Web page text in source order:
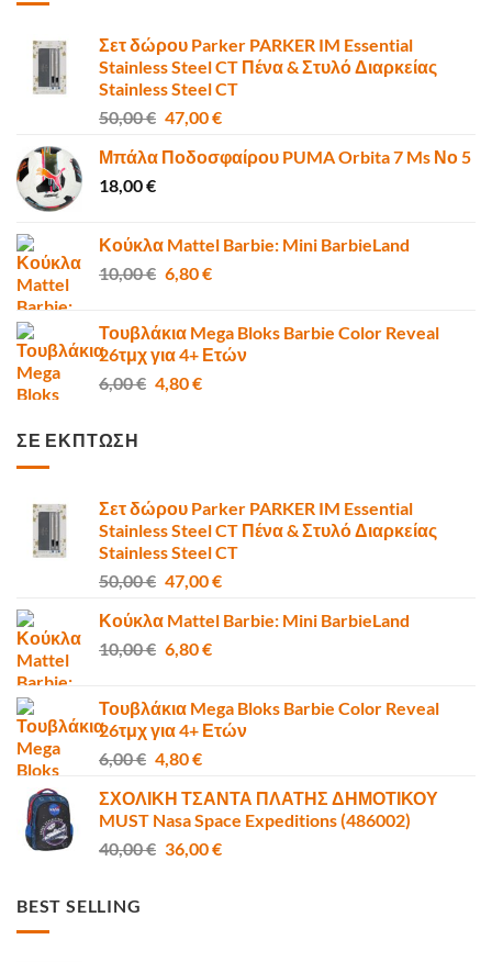
Σετ δώρου Parker PARKER IM Essential
Stainless Steel CT Πένα & Στυλό Διαρκείας
Stainless Steel CT
50,00€ Original
was:
47,00€Η
τιμή
Μπάλα Ποδοσφαίρου PUMA Orbita 7 Ms Νο 5
18,00€
Κούκλα Mattel Barbie: Mini BarbieLand
10,00€ Original
10,00 €.
6,80€Η
είναι:
6,80 €.
Τουβλάκια Mega Bloks Barbie Color Reveal
26τμχ για 4+ Ετών
6,00€ Original
4,80€Η
ΣΕ ΕΚΠΤΩΣΗ
Σετ δώρου Parker PARKER IM Essential
Stainless Steel CT Πένα & Στυλό Διαρκείας
Stainless Steel CT
50,00€ Original
was:
50,00 €.
47,00€Η
τιμή
Κούκλα Mattel Barbie: Mini BarbieLand
10,00€ Original
10,00 €.
6,80€Η
είναι:
6,80 €.
Τουβλάκια Mega Bloks Barbie Color Reveal
26τμχ για 4+ Ετών
6,00€ Original
was:
6,00 €.
4,80€Η
τιμή
είναι:
4,80 €.
ΣΧΟΛΙΚΗ ΤΣΑΝΤΑ ΠΛΑΤΗΣ ΔΗΜΟΤΙΚΟΥ
MUST Nasa Space Expeditions (486002)
40,00€ Original
36,00€Η
BEST SELLING